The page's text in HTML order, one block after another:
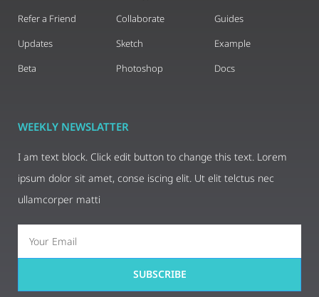
Refer a Friend
Updates
Beta
Collaborate
Sketch
Photoshop
Guides
Example
Docs
WEEKLY NEWSLATTER
I am text block. Click edit button to change this text. Lorem
ipsum dolor sit amet, conse iscing elit. Ut elit telctus nec
ullamcorper matti
SUBSCRIBE